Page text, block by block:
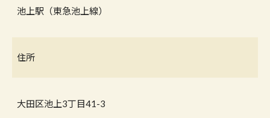
池上駅（東急池上線）
住所
大田区池上3丁目41-3